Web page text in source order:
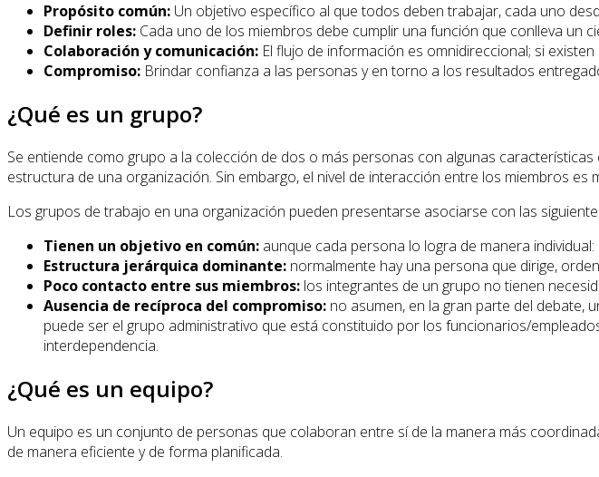
Propósito común: Un objetivo específico al que todos deben trabajar, cada uno
Definir roles: Cada uno de los miembros debe cumplir una función que conlleva un
Colaboración y comunicación: El flujo de información es omnidireccional; si
Compromiso: Brindar confianza a las personas y en torno a los resultados
¿Qué es un grupo?
Se entiende como grupo a la colección de dos o más personas con algunas
estructura de una organización. Sin embargo, el nivel de interacción entre los miembros
Los grupos de trabajo en una organización pueden presentarse asociarse con las
Tienen un objetivo en común: aunque cada persona lo logra de manera
Estructura jerárquica dominante: normalmente hay una persona que dirige,
Poco contacto entre sus miembros: los integrantes de un grupo no tienen
Ausencia de recíproca del compromiso: no asumen, en la gran parte del debate,
puede ser el grupo administrativo que está constituido por los funcionarios/
interdependencia.
¿Qué es un equipo?
Un equipo es un conjunto de personas que colaboran entre sí de la manera más
de manera eficiente y de forma planificada.